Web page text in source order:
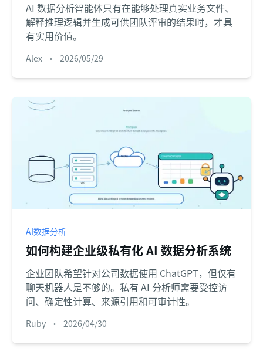
AI 数据分析智能体只有在能够处理真实业务文件、
解释推理逻辑并生成可供团队评审的结果时，才具
有实用价值。
Alex • 2026/05/29
AI数据分析
如何构建企业级私有化 AI 数据分析系统
企业团队希望针对公司数据使用 ChatGPT，但仅有
聊天机器人是不够的。私有 AI 分析师需要受控访
问、确定性计算、来源引用和可审计性。
Ruby • 2026/04/30